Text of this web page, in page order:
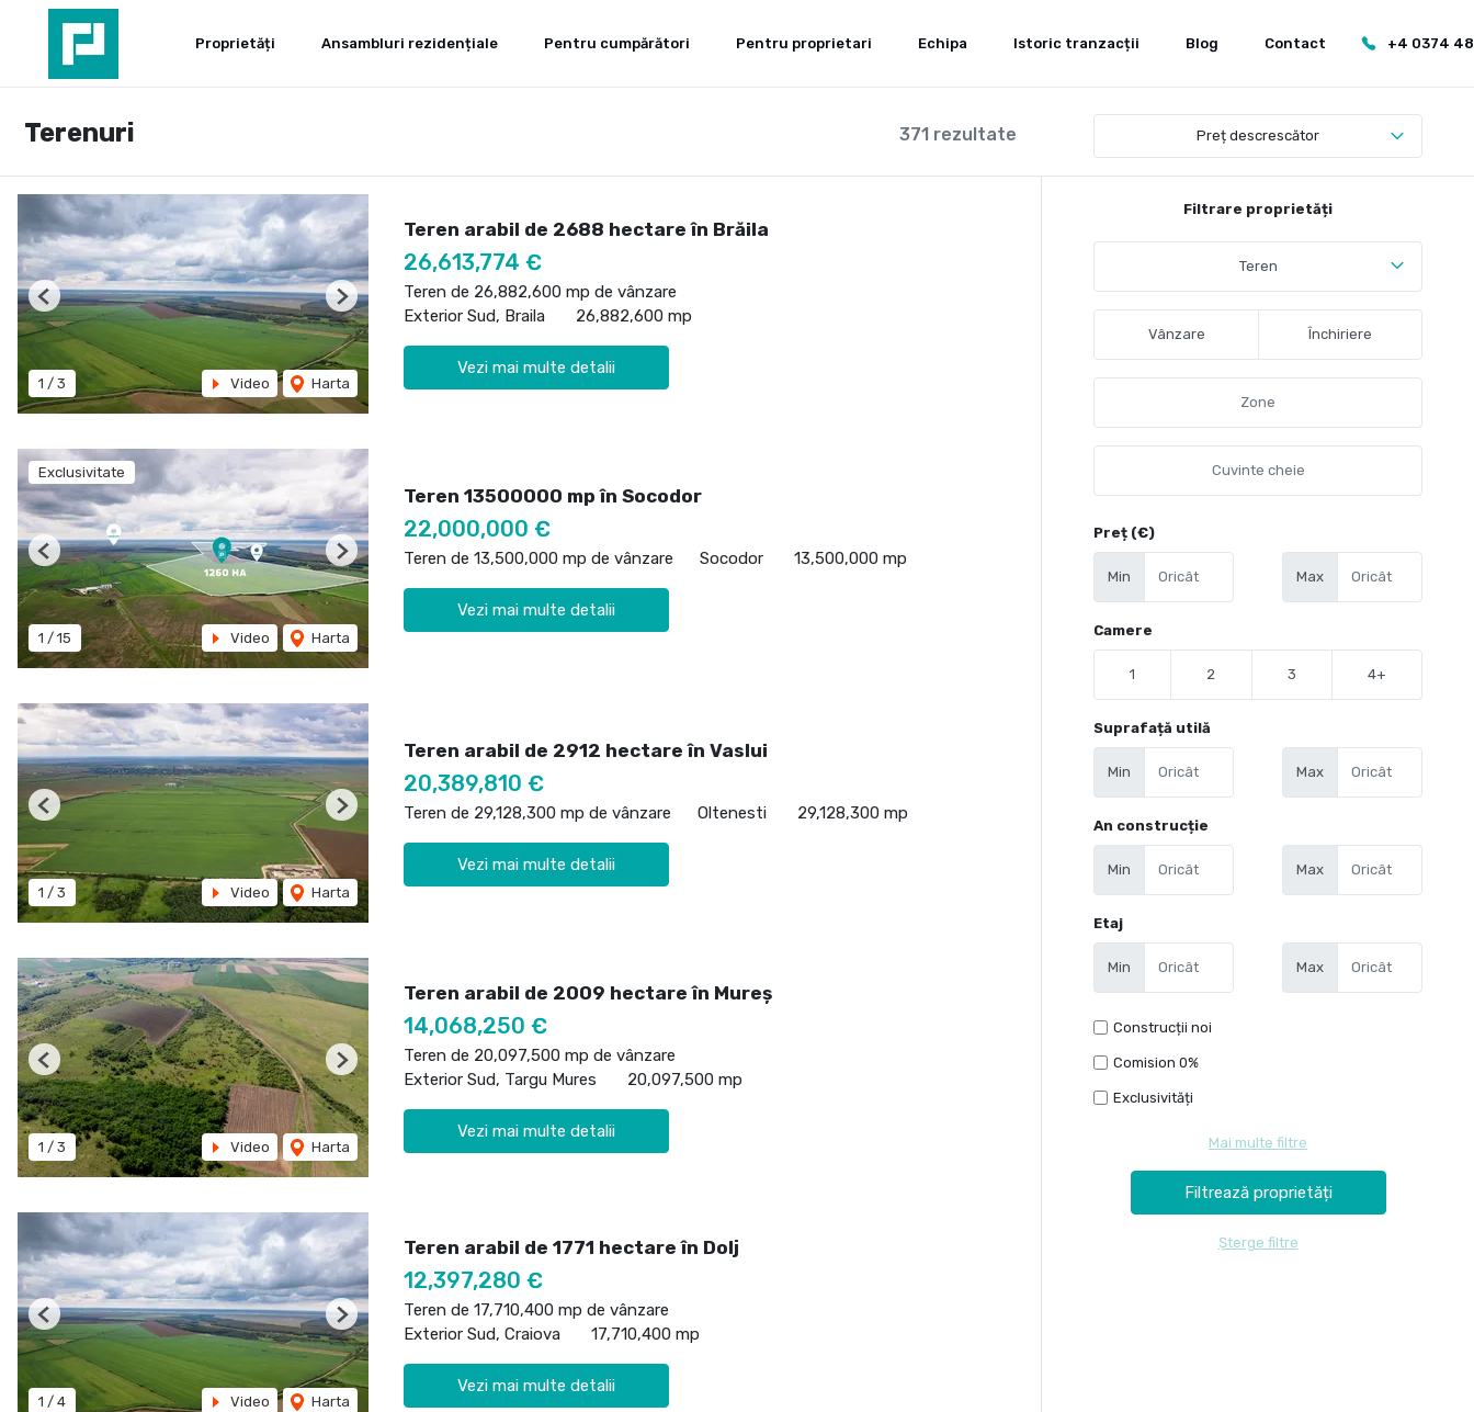
Proprietăți Ansambluri rezidențiale Pentru cumpărători Pentru proprietari Echipa Istoric tranzacții Blog Contact +4 0374
371 rezultate
Terenuri Preț descrescător
1 / 3 Video Harta
Previous Next
Teren arabil de 2688 hectare în Brăila
26,613,774 €
Teren de 26,882,600 mp de vânzare
Exterior Sud, Braila
26,882,600 mp
Vezi mai multe detalii
Exclusivitate
1 / 15 Video Harta
Previous Next
Teren 13500000 mp în Socodor
22,000,000 €
Teren de 13,500,000 mp de vânzare Socodor 13,500,000 mp
Vezi mai multe detalii
1 / 3 Video Harta
Previous Next
Teren arabil de 2912 hectare în Vaslui
20,389,810 €
Teren de 29,128,300 mp de vânzare Oltenesti 29,128,300 mp
Vezi mai multe detalii
1 / 3 Video Harta
Previous Next
Teren arabil de 2009 hectare în Mureş
14,068,250 €
Teren de 20,097,500 mp de vânzare
Exterior Sud, Targu Mures
20,097,500 mp
Vezi mai multe detalii
1 / 4 Video Harta
Previous Next
Teren arabil de 1771 hectare în Dolj
12,397,280 €
Teren de 17,710,400 mp de vânzare
Exterior Sud, Craiova
17,710,400 mp
Vezi mai multe detalii
Filtrare proprietăți
Teren
Vânzare Închiriere
Preț (€)
Min Max
Camere
1 2 3 4+
Suprafață utilă
Min Max
An construcție
Min Max
Etaj
Min Max
Construcții noi
Comision 0%
Exclusivități
Mai multe filtre
Șterge filtre